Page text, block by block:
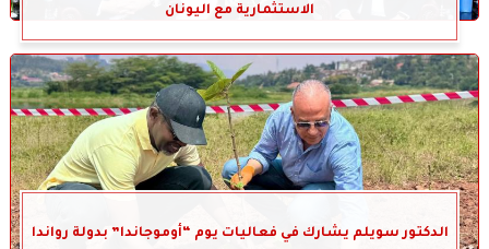
الاستثمارية مع اليونان
الدكتور سويلم يشارك في فعاليات يوم “أوموجاندا” بدولة رواندا